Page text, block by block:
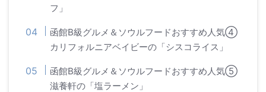
フ」
函館B級グルメ＆ソウルフードおすすめ人気④
カリフォルニアベイビーの「シスコライス」
函館B級グルメ＆ソウルフードおすすめ人気⑤
滋養軒の「塩ラーメン」